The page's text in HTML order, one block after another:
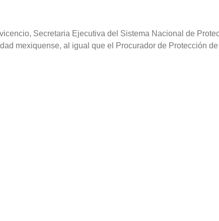
Secretaria Ejecutiva del Sistema Nacional de
mexiquense, al igual que el Procurador de Protección